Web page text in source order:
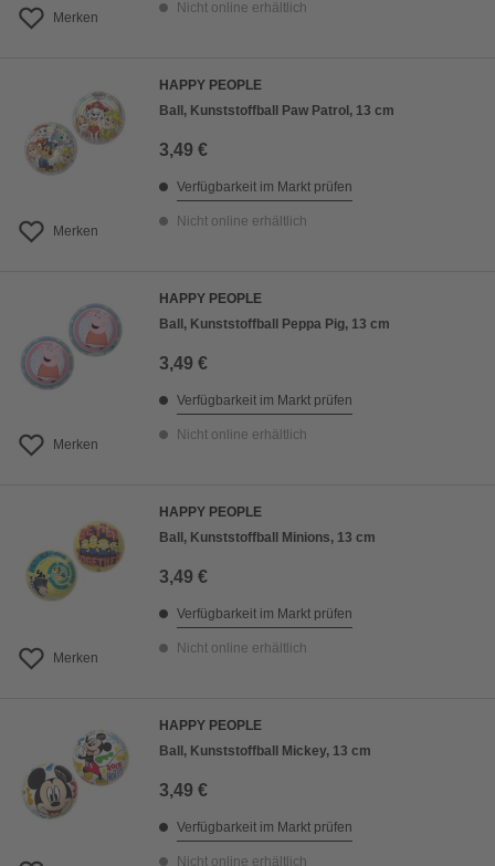
Merken
Nicht online erhältlich
Merken
HAPPY PEOPLE
Ball, Kunststoffball Paw Patrol, 13 cm
3,49 €
Verfügbarkeit im Markt prüfen
Nicht online erhältlich
Merken
HAPPY PEOPLE
Ball, Kunststoffball Peppa Pig, 13 cm
3,49 €
Verfügbarkeit im Markt prüfen
Nicht online erhältlich
Merken
HAPPY PEOPLE
Ball, Kunststoffball Minions, 13 cm
3,49 €
Verfügbarkeit im Markt prüfen
Nicht online erhältlich
HAPPY PEOPLE
Ball, Kunststoffball Mickey, 13 cm
3,49 €
Verfügbarkeit im Markt prüfen
Nicht online erhältlich